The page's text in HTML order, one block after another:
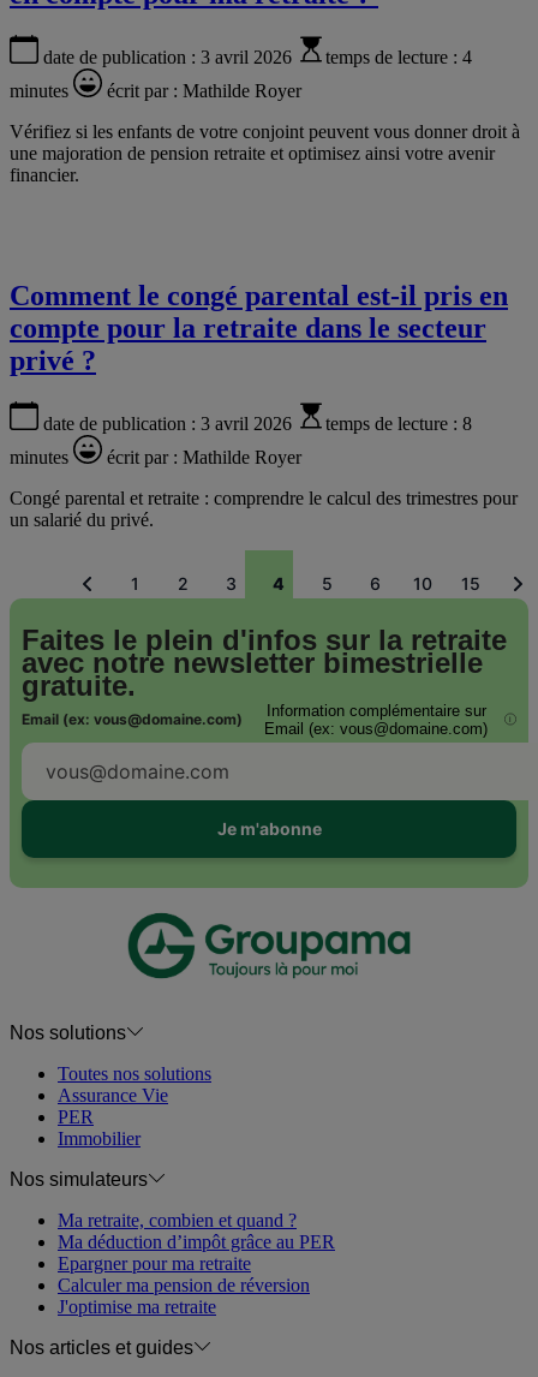
date de publication : 3 avril 2026 temps de lecture : 4
minutes
écrit par : Mathilde Royer
Vérifiez si les enfants de votre conjoint peuvent vous donner droit à
une majoration de pension retraite et optimisez ainsi votre avenir
financier.
Comment le congé parental est-il pris en
compte pour la retraite dans le secteur
privé ?
date de publication : 3 avril 2026 temps de lecture : 8
minutes
écrit par : Mathilde Royer
Congé parental et retraite : comprendre le calcul des trimestres pour
un salarié du privé.
Pagination
Précédent
Page
1 Page
2 Page
3
Page
4 Page
5 Page
6 Page
10 Page
15
Faites le plein d'infos sur la retraite
avec notre newsletter bimestrielle
gratuite.
Email (ex: vous@domaine.com)
Information complémentaire sur
Email (ex: vous@domaine.com)
i
Je m'abonne
Nos solutions
Toutes nos solutions
Assurance Vie
PER
Immobilier
Nos simulateurs
Ma retraite, combien et quand ?
Ma déduction d’impôt grâce au PER
Epargner pour ma retraite
Calculer ma pension de réversion
J'optimise ma retraite
Nos articles et guides